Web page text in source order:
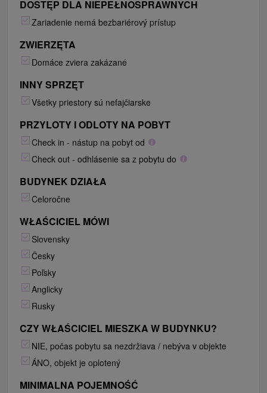
DOSTĘP DLA NIEPEŁNOSPRAWNYCH
Zariadenie nemá bezbariérový prístup
ZWIERZĘTA
Domáce zviera zakázané
INNY SPRZĘT
Všetky priestory sú nefajčiarske
PRZYLOTY I ODLOTY NA POBYT
Check in - nástup na pobyt od
Check out - odhlásenie sa z pobytu do
BUDYNEK DZIAŁA
Celoročne
WŁAŚCICIEL MÓWI
Slovensky
Česky
Poľsky
Anglicky
Rusky
CZY WŁAŚCICIEL MIESZKA W BUDYNKU?
NIE, počas pobytu sa nezdržiava / nebýva v objekte
ÁNO, objekt je oplotený
MINIMALNA POJEMNOŚĆ